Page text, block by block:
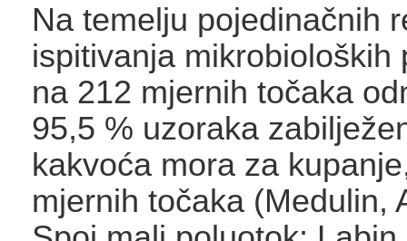
Na temelju pojedinačnih
ispitivanja mikrobioloških
na 212 mjernih točaka
95,5 % uzoraka
kakvoća mora za
mjernih točaka (Medulin,